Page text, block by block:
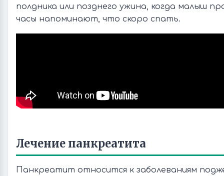
полдника или позднего ужина, когда малыш
часы напоминают, что скоро спать.
Лечение панкреатита
Панкреатит относится к заболеваниям